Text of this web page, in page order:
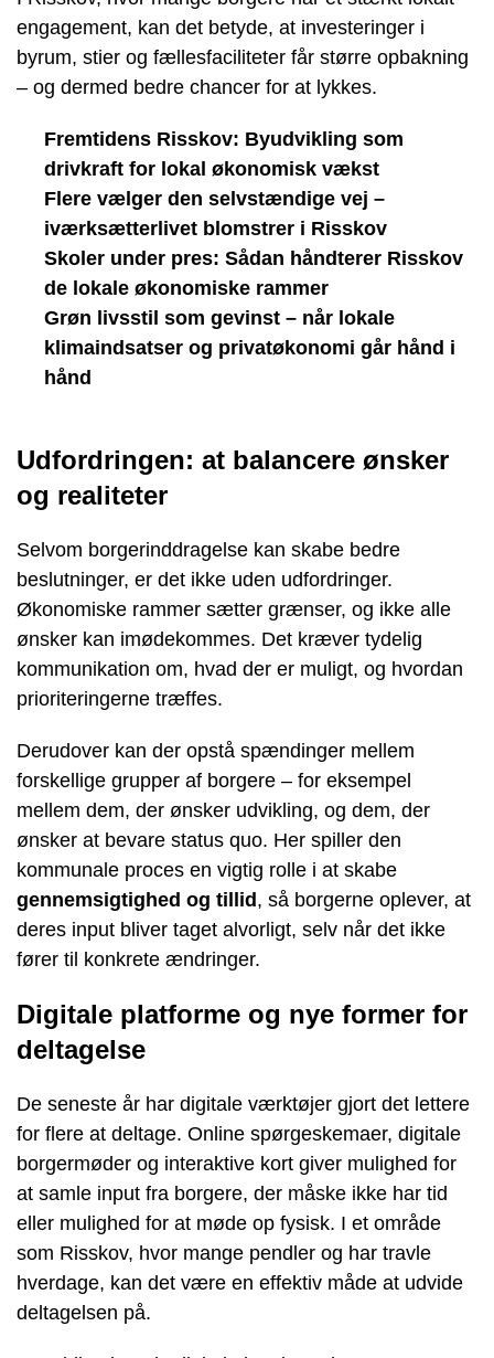
engagement, kan det betyde, at investeringer i
byrum, stier og fællesfaciliteter får større opbakning
– og dermed bedre chancer for at lykkes.
Fremtidens Risskov: Byudvikling som
drivkraft for lokal økonomisk vækst
Flere vælger den selvstændige vej –
iværksætterlivet blomstrer i Risskov
Skoler under pres: Sådan håndterer Risskov
de lokale økonomiske rammer
Grøn livsstil som gevinst – når lokale
klimaindsatser og privatøkonomi går hånd i
hånd
Udfordringen: at balancere ønsker
og realiteter
Selvom borgerinddragelse kan skabe bedre
beslutninger, er det ikke uden udfordringer.
Økonomiske rammer sætter grænser, og ikke alle
ønsker kan imødekommes. Det kræver tydelig
kommunikation om, hvad der er muligt, og hvordan
prioriteringerne træffes.
Derudover kan der opstå spændinger mellem
forskellige grupper af borgere – for eksempel
mellem dem, der ønsker udvikling, og dem, der
ønsker at bevare status quo. Her spiller den
kommunale proces en vigtig rolle i at skabe
gennemsigtighed og tillid, så borgerne oplever, at
deres input bliver taget alvorligt, selv når det ikke
fører til konkrete ændringer.
Digitale platforme og nye former for
deltagelse
De seneste år har digitale værktøjer gjort det lettere
for flere at deltage. Online spørgeskemaer, digitale
borgermøder og interaktive kort giver mulighed for
at samle input fra borgere, der måske ikke har tid
eller mulighed for at møde op fysisk. I et område
som Risskov, hvor mange pendler og har travle
hverdage, kan det være en effektiv måde at udvide
deltagelsen på.